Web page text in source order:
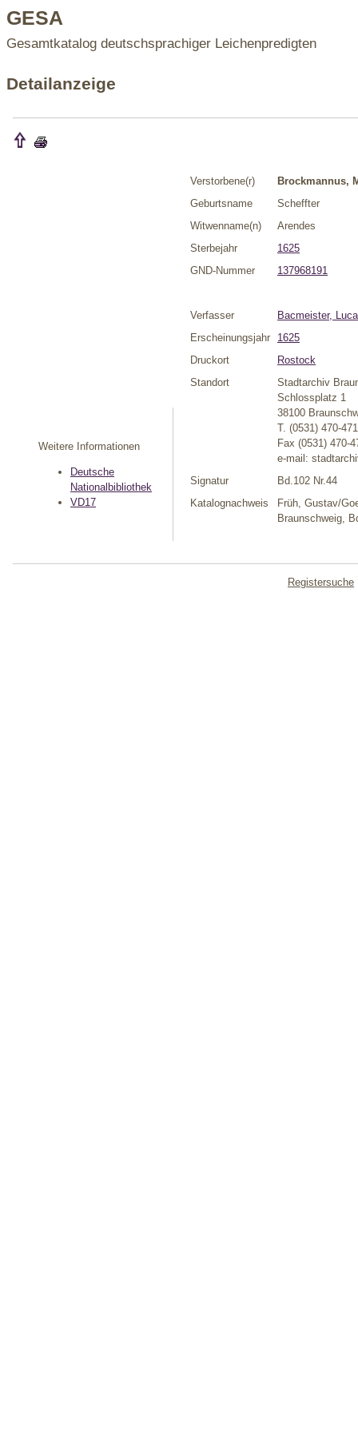
GESA
Gesamtkatalog deutschsprachiger Leichenpredigten
Detailanzeige
Weitere Informationen
Deutsche
Nationalbibliothek
VD17
Verstorbene(r)
Brockmannus,
Geburtsname
Scheffter
Witwenname(n)
Arendes
Sterbejahr
1625
GND-Nummer
137968191
Verfasser
Bacmeister,
Erscheinungsjahr
1625
Druckort
Rostock
Standort
Stadtarchiv
Schlossplatz 1
38100
T. (0531) 470-
Fax (0531) 470-
e-mail:
Signatur
Bd.102 Nr.44
Katalognachweis
Früh, Gustav/
Braunschweig,
Registersuche